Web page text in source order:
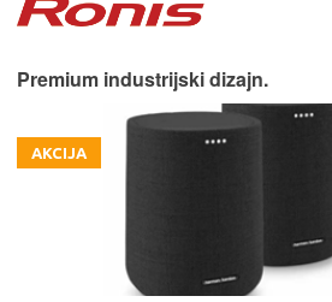
Premium industrijski dizajn.
AKCIJA